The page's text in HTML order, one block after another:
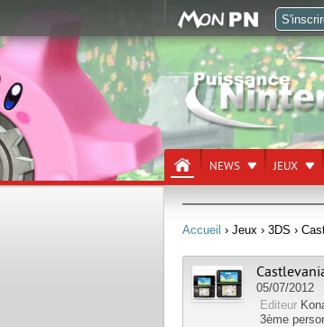
NEWS JEUX
Accueil › Jeux › 3DS ›
05/07/2012
Editeur
3ème